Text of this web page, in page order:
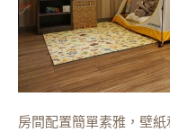
房間配置簡單素雅，壁